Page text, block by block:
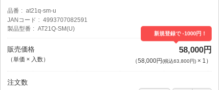
品番
at21q-sm-u
JANコード
4993707082591
製品型番
AT21Q-SM(U)
販売価格
（単価 × 入数）
新規登録で -1000円！
58,000円
（58,000円(税込63,800円)× 1 ）
注文数